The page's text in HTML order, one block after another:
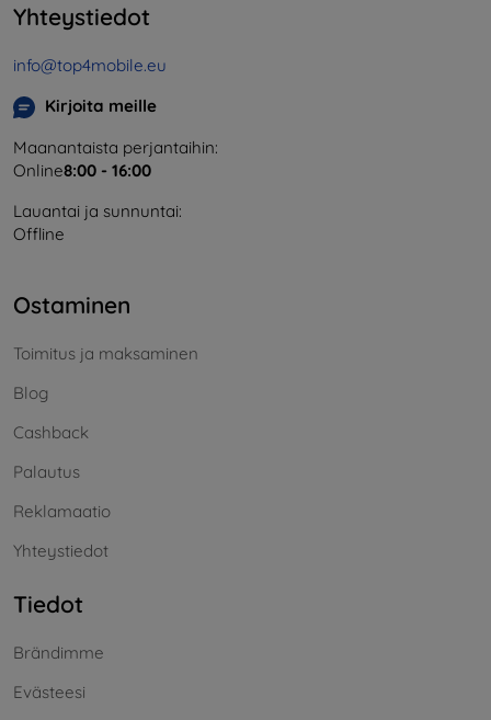
Yhteystiedot
info@top4mobile.eu
Kirjoita meille
Maanantaista perjantaihin:
Online8:00 - 16:00
Lauantai ja sunnuntai:
Offline
Ostaminen
Toimitus ja maksaminen
Blog
Cashback
Palautus
Reklamaatio
Yhteystiedot
Tiedot
Brändimme
Evästeesi